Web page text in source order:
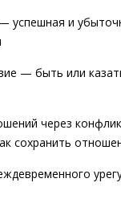
успешная и
— быть или
через
сохранить